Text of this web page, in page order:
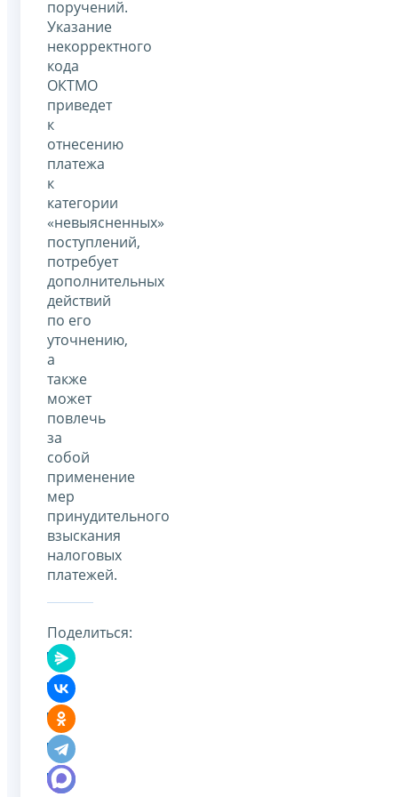
поручений.
Указание
некорректного
кода
ОКТМО
приведет
к
отнесению
платежа
к
категории
«невыясненных»
поступлений,
потребует
дополнительных
действий
по его
уточнению,
а
также
может
повлечь
за
собой
применение
мер
принудительного
взыскания
налоговых
платежей.
Поделиться: